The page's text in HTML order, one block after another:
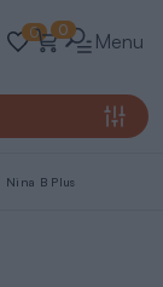
0 0 Menu
Nina B Plus